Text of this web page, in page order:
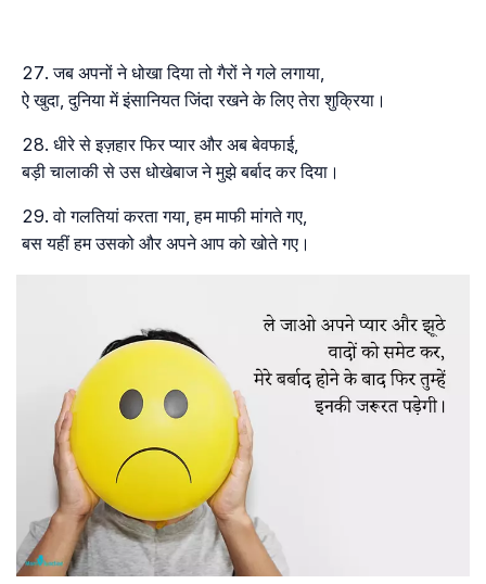
जब अपनों ने धोखा दिया तो गैरों ने गले लगाया,
ऐ खुदा, दुनिया में इंसानियत जिंदा रखने के लिए तेरा शुक्रिया।
धीरे से इज़हार फिर प्यार और अब बेवफाई,
बड़ी चालाकी से उस धोखेबाज ने मुझे बर्बाद कर दिया।
वो गलतियां करता गया, हम माफी मांगते गए,
बस यहीं हम उसको और अपने आप को खोते गए।